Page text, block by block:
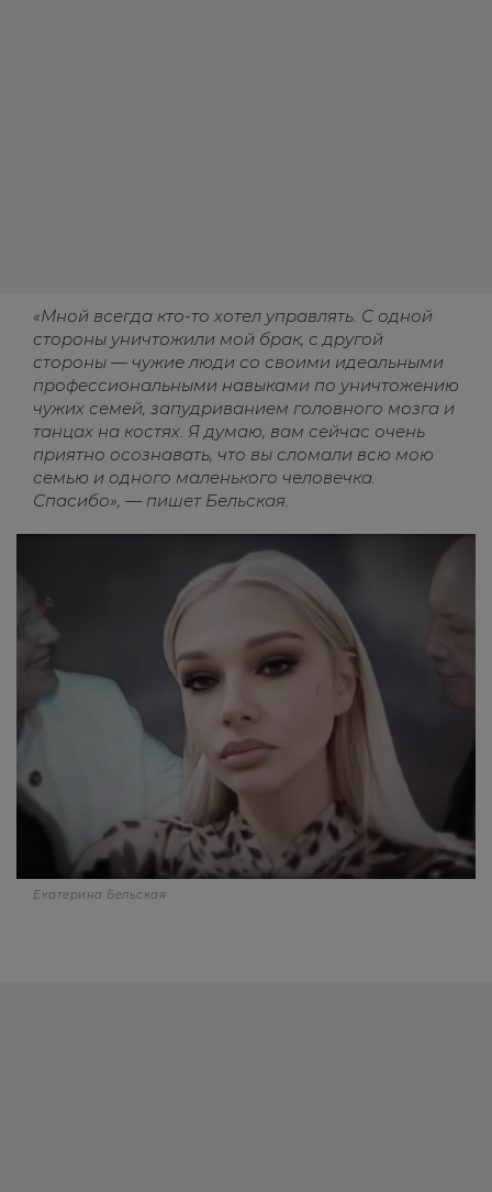
«Мной всегда кто-то хотел управлять. С одной
стороны уничтожили мой брак, с другой
стороны — чужие люди со своими идеальными
профессиональными навыками по уничтожению
чужих семей, запудриванием головного мозга и
танцах на костях. Я думаю, вам сейчас очень
приятно осознавать, что вы сломали всю мою
семью и одного маленького человечка.
Спасибо», — пишет Бельская.
Екатерина Бельская